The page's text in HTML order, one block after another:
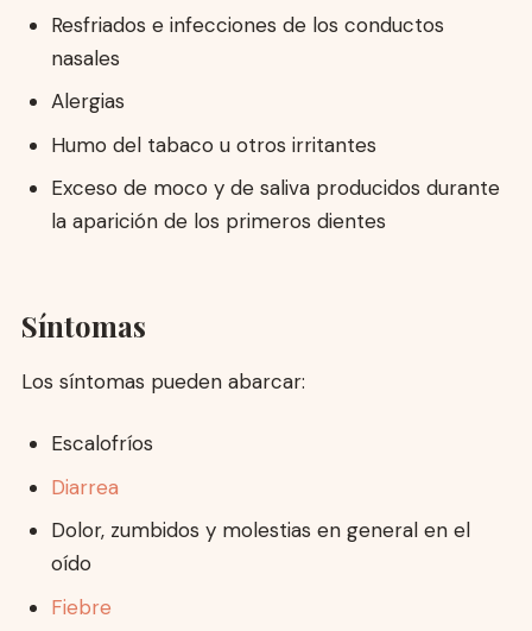
Resfriados e infecciones de los conductos
nasales
Alergias
Humo del tabaco u otros irritantes
Exceso de moco y de saliva producidos durante
la aparición de los primeros dientes
Síntomas
Los síntomas pueden abarcar:
Escalofríos
Diarrea
Dolor, zumbidos y molestias en general en el
oído
Fiebre